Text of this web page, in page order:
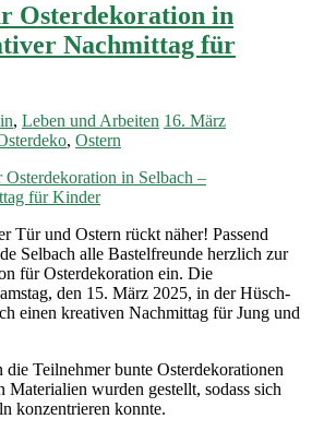
Osterdekoration in
Nachmittag für
, Leben und Arbeiten 16. März
, Ostern
Tür und Ostern rückt näher! Passend
Selbach alle Bastelfreunde herzlich zur
für Osterdekoration ein. Die
den 15. März 2025, in der Hüsch-
einen kreativen Nachmittag für Jung und
Teilnehmer bunte Osterdekorationen
Materialien wurden gestellt, sodass sich
konzentrieren konnte.